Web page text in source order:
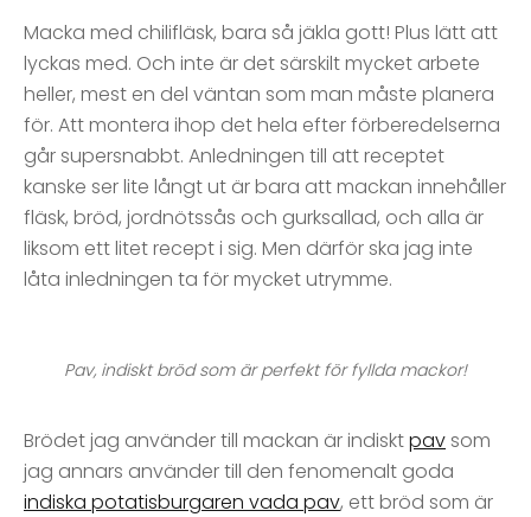
Macka med chilifläsk, bara så jäkla gott! Plus lätt att
lyckas med. Och inte är det särskilt mycket arbete
heller, mest en del väntan som man måste planera
för. Att montera ihop det hela efter förberedelserna
går supersnabbt. Anledningen till att receptet
kanske ser lite långt ut är bara att mackan innehåller
fläsk, bröd, jordnötssås och gurksallad, och alla är
liksom ett litet recept i sig. Men därför ska jag inte
låta inledningen ta för mycket utrymme.
Pav, indiskt bröd som är perfekt för fyllda mackor!
Brödet jag använder till mackan är indisktpavsom
jag annars använder till den fenomenalt goda
indiska potatisburgaren vada pav, ett bröd som är